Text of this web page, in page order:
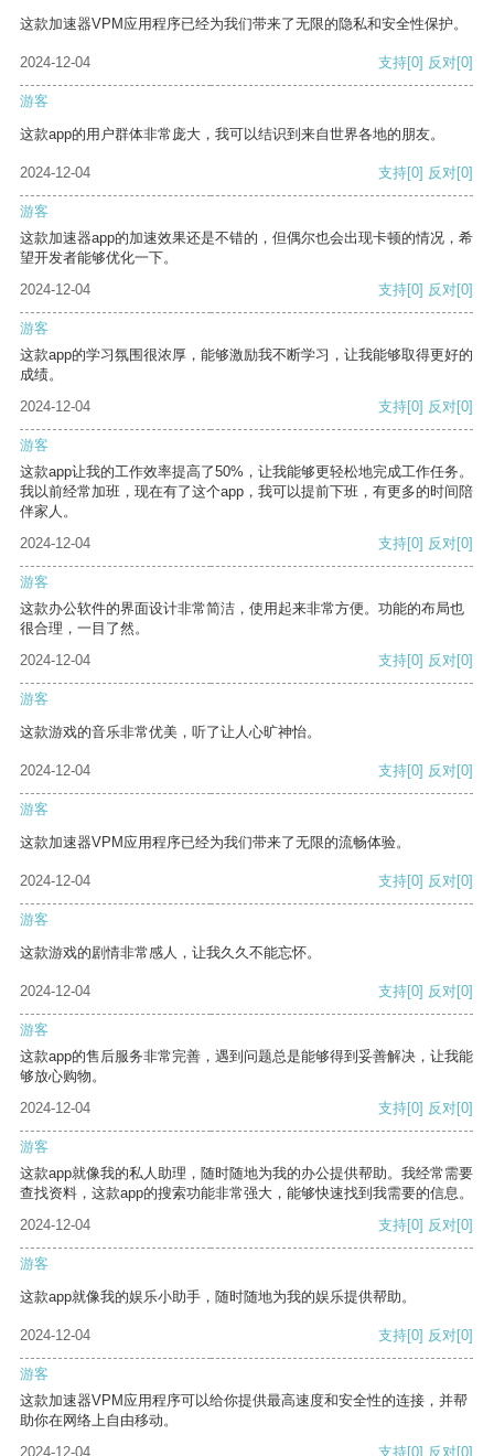
这款加速器VPM应用程序已经为我们带来了无限的隐私和安全性保护。
2024-12-04 支持[0] 反对[0]
游客
这款app的用户群体非常庞大，我可以结识到来自世界各地的朋友。
2024-12-04 支持[0] 反对[0]
游客
这款加速器app的加速效果还是不错的，但偶尔也会出现卡顿的情况，希
望开发者能够优化一下。
2024-12-04
支持[0] 反对[0]
游客
这款app的学习氛围很浓厚，能够激励我不断学习，让我能够取得更好的
成绩。
2024-12-04
支持[0] 反对[0]
游客
这款app让我的工作效率提高了50%，让我能够更轻松地完成工作任务。
我以前经常加班，现在有了这个app，我可以提前下班，有更多的时间陪
伴家人。
2024-12-04
支持[0] 反对[0]
游客
这款办公软件的界面设计非常简洁，使用起来非常方便。功能的布局也
很合理，一目了然。
2024-12-04
支持[0] 反对[0]
游客
这款游戏的音乐非常优美，听了让人心旷神怡。
2024-12-04 支持[0] 反对[0]
游客
这款加速器VPM应用程序已经为我们带来了无限的流畅体验。
2024-12-04 支持[0] 反对[0]
游客
这款游戏的剧情非常感人，让我久久不能忘怀。
2024-12-04 支持[0] 反对[0]
游客
这款app的售后服务非常完善，遇到问题总是能够得到妥善解决，让我能
够放心购物。
2024-12-04
支持[0] 反对[0]
游客
这款app就像我的私人助理，随时随地为我的办公提供帮助。我经常需要
查找资料，这款app的搜索功能非常强大，能够快速找到我需要的信息。
2024-12-04
支持[0] 反对[0]
游客
这款app就像我的娱乐小助手，随时随地为我的娱乐提供帮助。
2024-12-04 支持[0] 反对[0]
游客
这款加速器VPM应用程序可以给你提供最高速度和安全性的连接，并帮
助你在网络上自由移动。
2024-12-04
支持[0] 反对[0]